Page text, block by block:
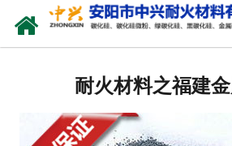
耐火材料之福建